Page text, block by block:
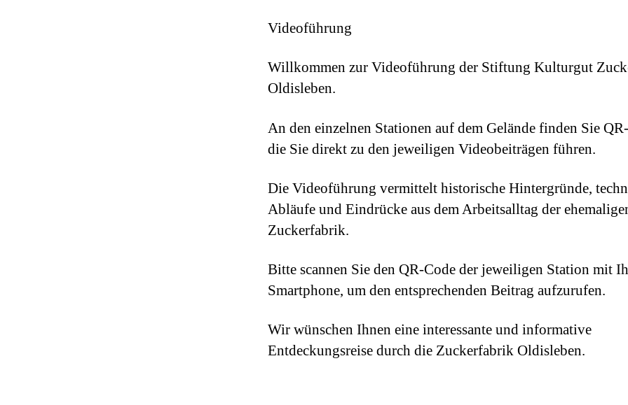
Videoführung
Willkommen zur Videoführung der Stiftung Kulturgut
Oldisleben.
An den einzelnen Stationen auf dem Gelände finden Sie
die Sie direkt zu den jeweiligen Videobeiträgen führen.
Die Videoführung vermittelt historische Hintergründe,
Abläufe und Eindrücke aus dem Arbeitsalltag der
Zuckerfabrik.
Bitte scannen Sie den QR-Code der jeweiligen Station mit
Smartphone, um den entsprechenden Beitrag aufzurufen.
Wir wünschen Ihnen eine interessante und informative
Entdeckungsreise durch die Zuckerfabrik Oldisleben.